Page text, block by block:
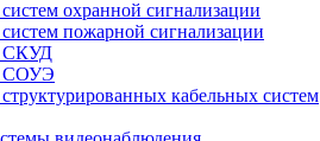
охранной сигнализации
пожарной сигнализации
СКУД
СОУЭ
кабельных систем